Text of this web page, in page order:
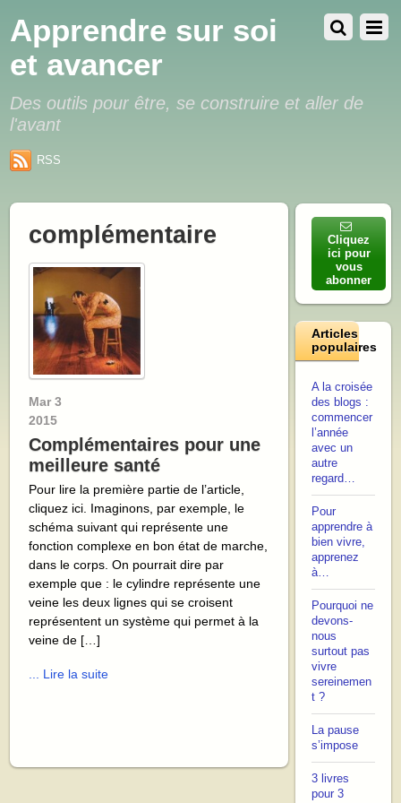
Apprendre sur soi
et avancer
Des outils pour être, se construire et aller de
l'avant
RSS
complémentaire
Mar 3
2015
Complémentaires pour une
meilleure santé
Pour lire la première partie de l’article,
cliquez ici. Imaginons, par exemple, le
schéma suivant qui représente une
fonction complexe en bon état de marche,
dans le corps. On pourrait dire par
exemple que : le cylindre représente une
veine les deux lignes qui se croisent
représentent un système qui permet à la
veine de […]
... Lire la suite
Cliquez
ici pour
vous
abonner
Articles
populaires
A la croisée
des blogs :
commencer
l’année
avec un
autre
regard…
Pour
apprendre à
bien vivre,
apprenez
à…
Pourquoi ne
devons-
nous
surtout pas
vivre
sereinemen
t ?
La pause
s’impose
3 livres
pour 3